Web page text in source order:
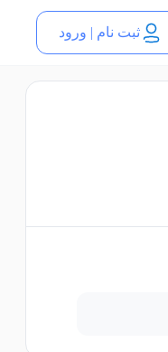
ثبت نام | ورود